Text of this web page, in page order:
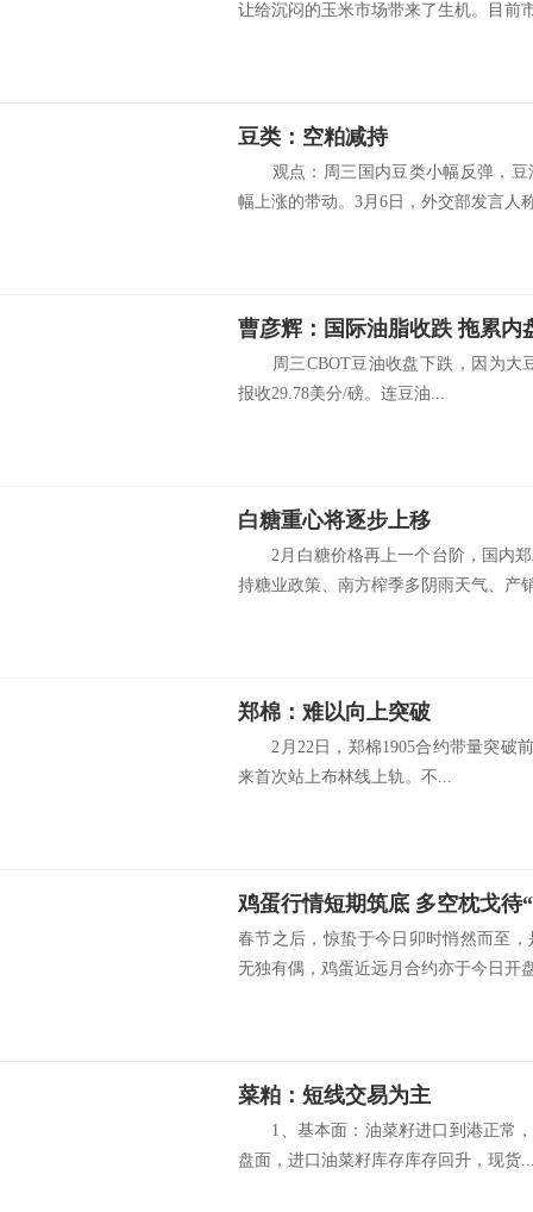
让给沉闷的玉米市场带来了生机。目前
豆类：空粕减持
观点：周三国内豆类小幅反弹，豆
幅上涨的带动。3月6日，外交部发言人
曹彦辉：国际油脂收跌 拖累内
周三CBOT豆油收盘下跌，因为大
报收29.78美分/磅。连豆油...
白糖重心将逐步上移
2月白糖价格再上一个台阶，国内郑
持糖业政策、南方榨季多阴雨天气、产
郑棉：难以向上突破
2月22日，郑棉1905合约带量突破前
来首次站上布林线上轨。不...
鸡蛋行情短期筑底 多空枕戈待
春节之后，惊蛰于今日卯时悄然而至
无独有偶，鸡蛋近远月合约亦于今日开
菜粕：短线交易为主
1、基本面：油菜籽进口到港正常，
盘面，进口油菜籽库存库存回升，现货